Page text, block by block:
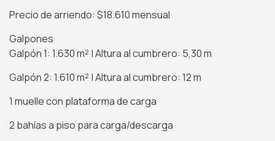
Precio de arriendo: $18.610 mensual
Galpones
Galpón 1: 1.630 m² | Altura al cumbrero: 5,30 m
Galpón 2: 1.610 m² | Altura al cumbrero: 12 m
1 muelle con plataforma de carga
2 bahías a piso para carga/descarga